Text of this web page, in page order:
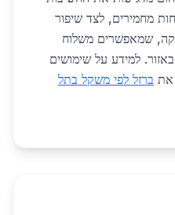
מחמירים, לצד שיפור
שמאפשרים משלוח
7 ללקוחות באזור. למידע על שימושים
את ברזל לפי משקל בתל